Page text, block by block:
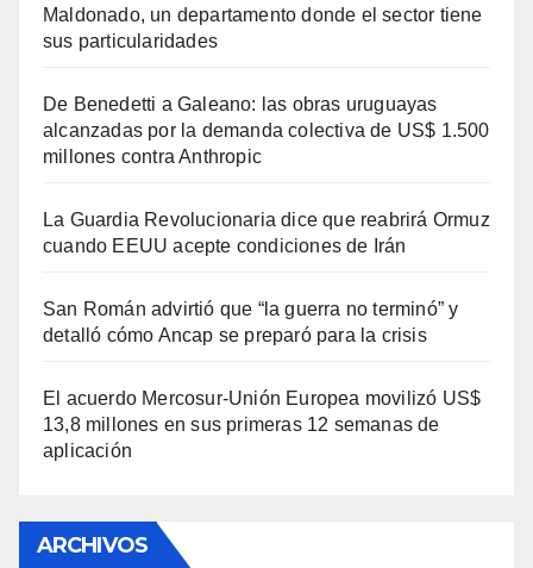
Maldonado, un departamento donde el sector tiene
sus particularidades
De Benedetti a Galeano: las obras uruguayas
alcanzadas por la demanda colectiva de US$ 1.500
millones contra Anthropic
La Guardia Revolucionaria dice que reabrirá Ormuz
cuando EEUU acepte condiciones de Irán
San Román advirtió que “la guerra no terminó” y
detalló cómo Ancap se preparó para la crisis
El acuerdo Mercosur-Unión Europea movilizó US$
13,8 millones en sus primeras 12 semanas de
aplicación
ARCHIVOS